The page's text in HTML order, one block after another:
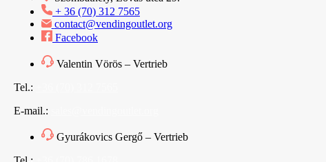
+ 36 (70) 312 7565
contact@vendingoutlet.org
Facebook
Valentin Vörös – Vertrieb
Tel.:
E-mail.:
Gyurákovics Gergő – Vertrieb